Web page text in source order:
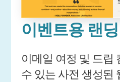
이벤트용 랜
이메일 여정 및 드립
수 있는 사전 생성된